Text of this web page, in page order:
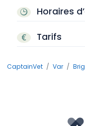
Horaires
Tarifs
CaptainVet Var